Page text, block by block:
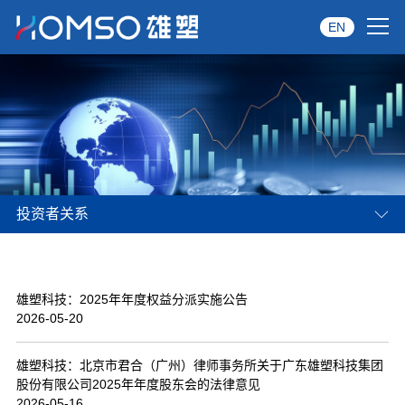
关于雄塑
产品中心
品牌服务
资讯中心
经典案例
EN
投资者关系
雄塑科技：2025年年度权益分派实施公告
2026-05-20
雄塑科技：北京市君合（广州）律师事务所关于广东雄塑科技集团
股份有限公司2025年年度股东会的法律意见